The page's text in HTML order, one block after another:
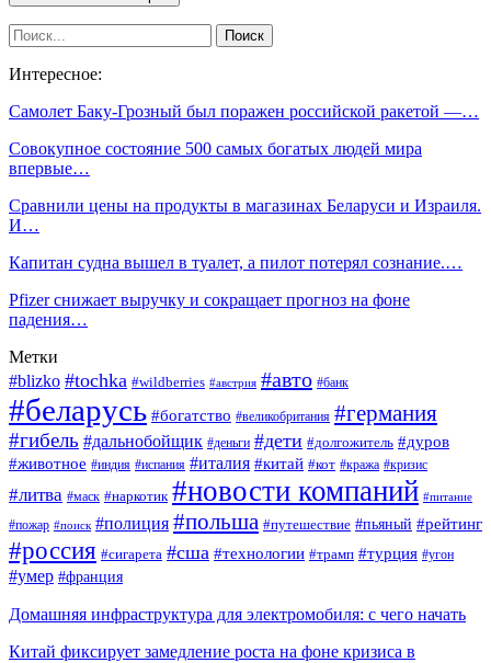
Интересное:
Самолет Баку-Грозный был поражен российской ракетой —…
Совокупное состояние 500 самых богатых людей мира
впервые…
Сравнили цены на продукты в магазинах Беларуси и Израиля.
И…
Капитан судна вышел в туалет, а пилот потерял сознание.…
Pfizer снижает выручку и сокращает прогноз на фоне
падения…
Метки
#blizko #tochka #wildberries #австрия #авто #банк
#беларусь #богатство #великобритания #германия
#гибель #дальнобойщик #деньги #дети #долгожитель #дуров
#животное #индия #испания #италия #китай #кот #кража #кризис
#литва #маск #наркотик #новости компаний #питание
#пожар #поиск #полиция #польша #путешествие #пьяный #рейтинг
#россия #сигарета #сша #технологии #трамп #турция #угон
#умер #франция
Домашняя инфраструктура для электромобиля: с чего начать
Китай фиксирует замедление роста на фоне кризиса в